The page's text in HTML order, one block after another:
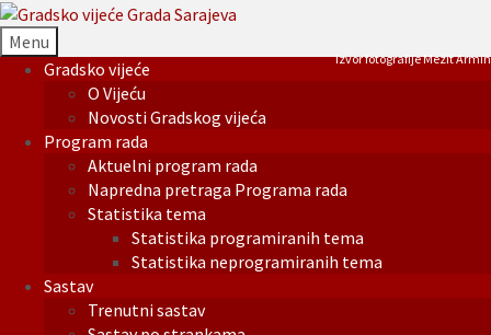
Menu
Gradsko vijeće
O Vijeću
Novosti Gradskog vijeća
Program rada
Aktuelni program rada
Napredna pretraga Programa rada
Statistika tema
Statistika programiranih tema
Statistika neprogramiranih tema
Sastav
Trenutni sastav
Izvor fotografije Mezit Armin